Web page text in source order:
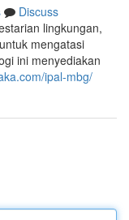
Discuss
lingkungan,
mengatasi
ini menyediakan
ipal-mbg/